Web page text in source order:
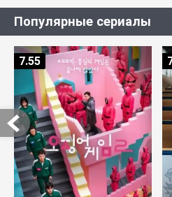
Популярные сериалы
7.55